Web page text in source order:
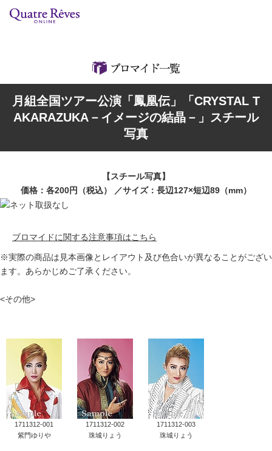
月組全国ツアー公演「鳳凰伝」「CRYSTAL T
AKARAZUKA－イメージの結晶－」スチール
写真
【スチール写真】
価格：各200円（税込） ／サイズ：長辺127×短辺89（mm）
ブロマイドに関する注意事項はこちら
※実際の商品は見本画像とレイアウト及び色合いが異なることがござい
ます。あらかじめご了承ください。
<その他>
1711312-001
紫門ゆりや
1711312-002
珠城りょう
1711312-003
珠城りょう
組コレクション
グッズ
店舗情報
カスタマイズCD
タカラヅカ オフィシャルグッズ&サービス
タカラヅカ・スカイ・ステージ
配信deタカラヅカ
宝塚クリエイティブアーツ オフィシャルサイト